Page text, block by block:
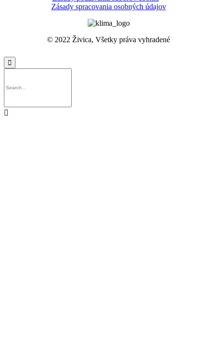
Zásady spracovania osobných údajov
© 2022 Živica, Všetky práva vyhradené

